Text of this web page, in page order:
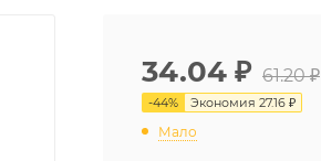
34.04 ₽ 61.20 ₽
-44% Экономия 27.16 ₽
Мало